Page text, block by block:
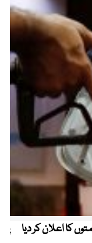
کا اعلان کر دیا